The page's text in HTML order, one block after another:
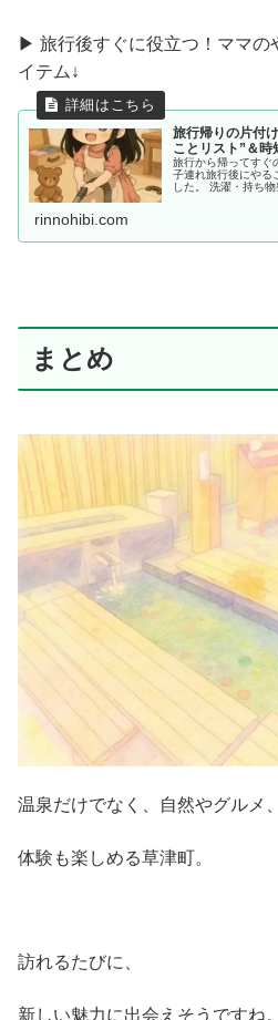
▶ 旅行後すぐに役立つ！ママの
イテム↓
旅行帰りの片付
ことリスト”＆時
旅行から帰ってすぐ
子連れ旅行後にやる
した。 洗濯・持ち物
rinnohibi.com
まとめ
温泉だけでなく、自然やグルメ、
体験も楽しめる草津町。
訪れるたびに、
新しい魅力に出会えそうですね。